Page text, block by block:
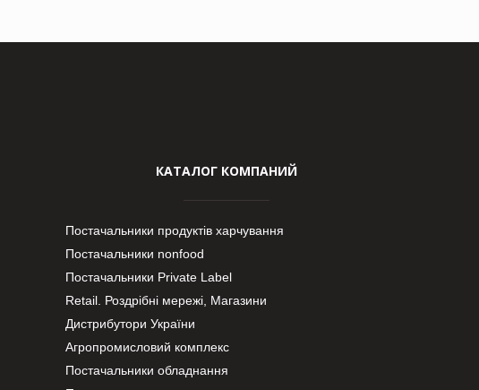
КАТАЛОГ КОМПАНИЙ
Постачальники продуктів харчування
Постачальники nonfood
Постачальники Private Label
Retail. Роздрібні мережі, Магазини
Дистрибутори України
Агропромисловий комплекс
Постачальники обладнання